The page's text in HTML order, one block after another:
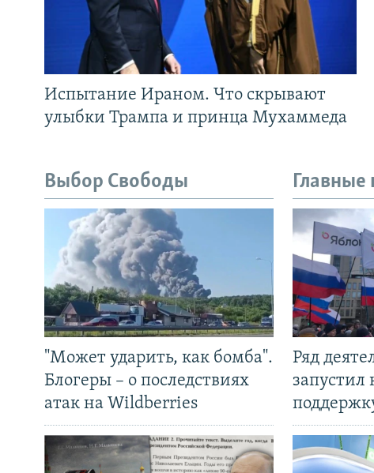
Испытание Ираном. Что скрывают
улыбки Трампа и принца Мухаммеда
Выбор Свободы
"Может ударить, как бомба".
Блогеры – о последствиях
атак на Wildberries
Главные
Ряд